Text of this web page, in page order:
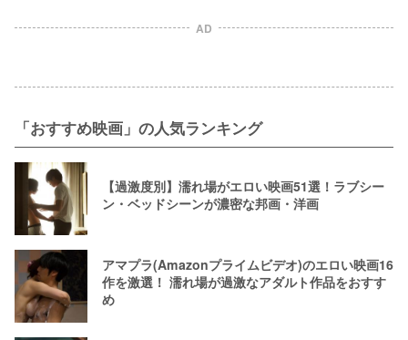
AD
「おすすめ映画」の人気ランキング
【過激度別】濡れ場がエロい映画51選！ラブシー
ン・ベッドシーンが濃密な邦画・洋画
アマプラ(Amazonプライムビデオ)のエロい映画16
作を激選！ 濡れ場が過激なアダルト作品をおすす
め